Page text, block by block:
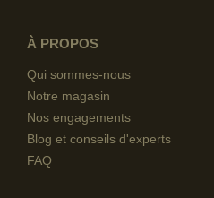
À PROPOS
Qui sommes-nous
Notre magasin
Nos engagements
Blog et conseils d'experts
FAQ